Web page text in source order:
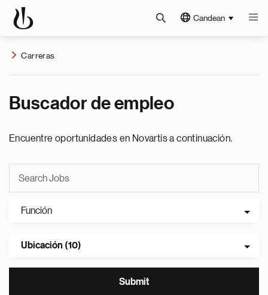
Candean
Carreras
Buscador de empleo
Encuentre oportunidades en Novartis a continuación.
Función
Ubicación (10)